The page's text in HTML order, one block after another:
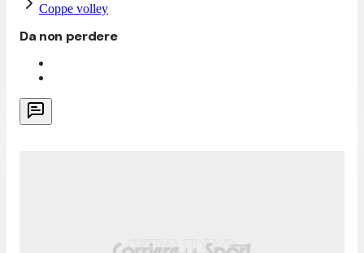
Coppe volley
Da non perdere